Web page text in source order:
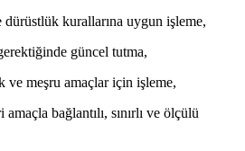
kurallarına uygun işleme,
güncel tutma,
ve meşru amaçlar için işleme,
bağlantılı, sınırlı ve ölçülü